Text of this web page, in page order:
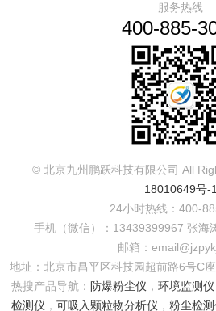
服务热线
400-885-
© 北京九州鹏跃科技有限公司 All
18010649号-1
24小时热线：400-
手机（微信）：13439399967 张
邮箱：
地址：北京市昌平区科技园超前路6号C
热搜产品导航： 防爆粉尘仪 ， 环境监测仪
检测仪 ， 可吸入颗粒物分析仪 ， 粉尘检测